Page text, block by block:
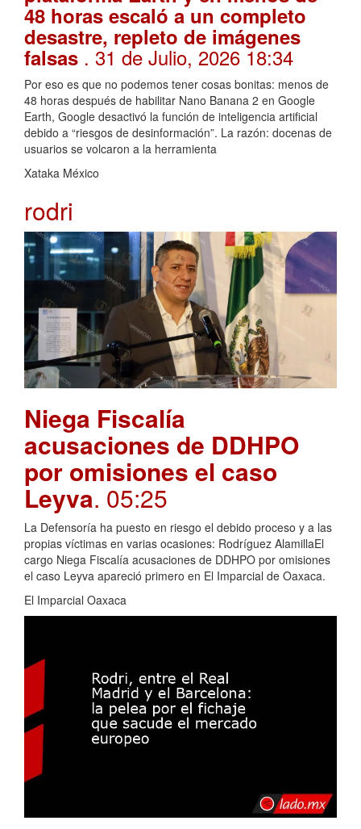
48 horas escaló a un completo
desastre, repleto de imágenes
falsas . 31 de Julio, 2026 18:34
Por eso es que no podemos tener cosas bonitas: menos de
48 horas después de habilitar Nano Banana 2 en Google
Earth, Google desactivó la función de inteligencia artificial
debido a “riesgos de desinformación”. La razón: docenas de
usuarios se volcaron a la herramienta
Xataka México
rodri
Niega Fiscalía
acusaciones de DDHPO
por omisiones el caso
Leyva. 05:25
La Defensoría ha puesto en riesgo el debido proceso y a las
propias víctimas en varias ocasiones: Rodríguez AlamillaEl
cargo Niega Fiscalía acusaciones de DDHPO por omisiones
el caso Leyva apareció primero en El Imparcial de Oaxaca.
El Imparcial Oaxaca